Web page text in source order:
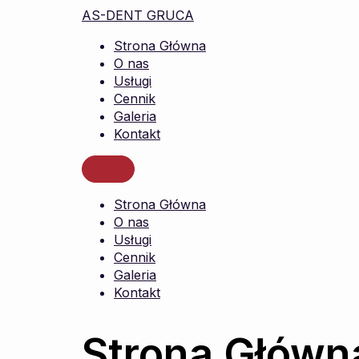
AS-DENT GRUCA
Strona Główna
O nas
Usługi
Cennik
Galeria
Kontakt
Strona Główna
O nas
Usługi
Cennik
Galeria
Kontakt